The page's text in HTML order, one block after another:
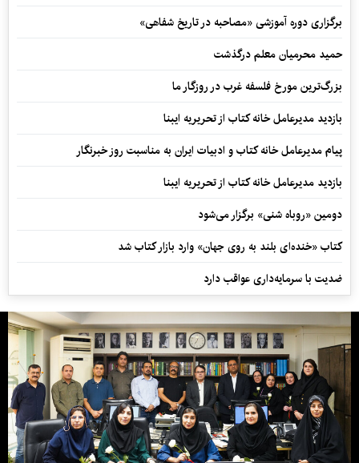
برگزاری دوره آموزشی «مصاحبه در تاریخ شفاهی»
حمید محرمیان معلم درگذشت
بزرگ‌ترین مورخ فلسفه غرب در روزگار ما
بازدید مدیرعامل خانه کتاب از تحریریه ایبنا
پیام مدیرعامل خانه کتاب و ادبیات ایران به مناسبت روز خبرنگار
بازدید مدیرعامل خانه کتاب از تحریریه ایبنا
دومین «روباه شنی» برگزار می‌شود
کتاب «خنده‌ای بلند به روی جهان» وارد بازار کتاب شد
ضدیت با سرمایه‌داری عواقب دارد